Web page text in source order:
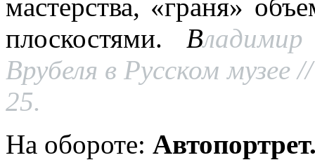
мастерства, «граня»
плоскостями. В
Врубеля в Русском
25.
На обороте: